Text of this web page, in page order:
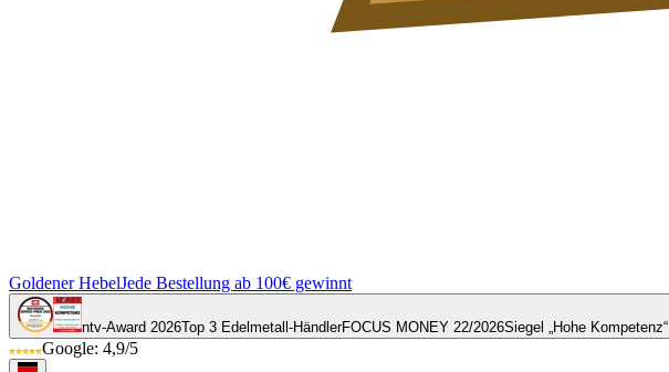
Goldener HebelJede Bestellung ab 100€ gewinnt
ntv-Award 2026Top 3 Edelmetall-HändlerFOCUS MONEY 22/2026Siegel „Hohe Kompetenz“
Google: 4,9/5